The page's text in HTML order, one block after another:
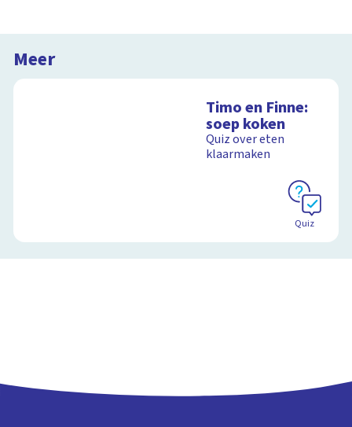
Meer
Timo en Finne:
soep koken
Quiz over eten
klaarmaken
Quiz